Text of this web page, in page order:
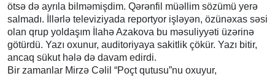
ötsə də ayrıla bilməmişdim. Qərənfil müəllim sözümü yerə
salmadı. İllərlə televiziyada reportyor işləyən, özünəxas səsi
olan qrup yoldaşım İlahə Azakova bu məsuliyyəti üzərinə
götürdü. Yazı oxunur, auditoriyaya sakitlik çökür. Yazı bitir,
ancaq sükut hələ də davam edirdi.
Bir zamanlar Mirzə Cəlil “Poçt qutusu”nu oxuyur,